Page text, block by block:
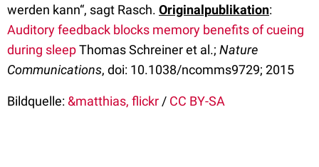
werden kann“, sagt Rasch. Originalpublikation:
Auditory feedback blocks memory benefits of cueing
during sleepThomas Schreiner et al.; Nature
Communications, doi: 10.1038/ncomms9729; 2015
Bildquelle: &matthias, flickr / CC BY-SA